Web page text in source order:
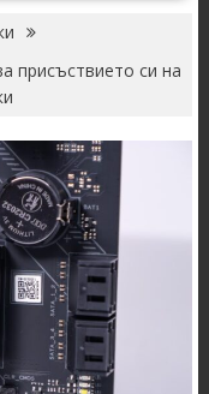
присъствието си на